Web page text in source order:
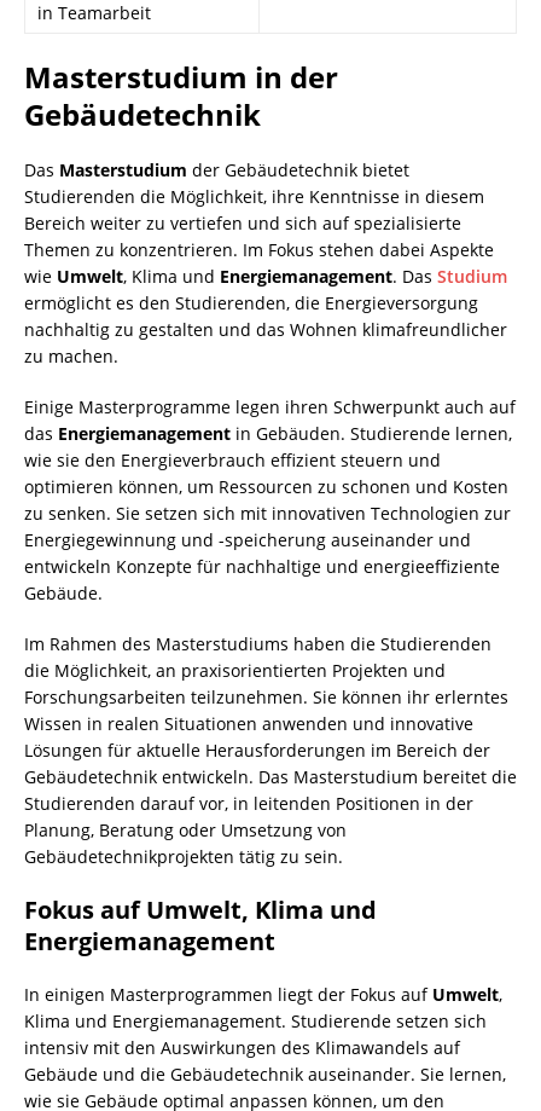
in Teamarbeit
Masterstudium in der
Gebäudetechnik
Das Masterstudium der Gebäudetechnik bietet
Studierenden die Möglichkeit, ihre Kenntnisse in diesem
Bereich weiter zu vertiefen und sich auf spezialisierte
Themen zu konzentrieren. Im Fokus stehen dabei Aspekte
wie Umwelt, Klima und Energiemanagement. Das Studium
ermöglicht es den Studierenden, die Energieversorgung
nachhaltig zu gestalten und das Wohnen klimafreundlicher
zu machen.
Einige Masterprogramme legen ihren Schwerpunkt auch auf
das Energiemanagement in Gebäuden. Studierende lernen,
wie sie den Energieverbrauch effizient steuern und
optimieren können, um Ressourcen zu schonen und Kosten
zu senken. Sie setzen sich mit innovativen Technologien zur
Energiegewinnung und -speicherung auseinander und
entwickeln Konzepte für nachhaltige und energieeffiziente
Gebäude.
Im Rahmen des Masterstudiums haben die Studierenden
die Möglichkeit, an praxisorientierten Projekten und
Forschungsarbeiten teilzunehmen. Sie können ihr erlerntes
Wissen in realen Situationen anwenden und innovative
Lösungen für aktuelle Herausforderungen im Bereich der
Gebäudetechnik entwickeln. Das Masterstudium bereitet die
Studierenden darauf vor, in leitenden Positionen in der
Planung, Beratung oder Umsetzung von
Gebäudetechnikprojekten tätig zu sein.
Fokus auf Umwelt, Klima und
Energiemanagement
In einigen Masterprogrammen liegt der Fokus auf Umwelt,
Klima und Energiemanagement. Studierende setzen sich
intensiv mit den Auswirkungen des Klimawandels auf
Gebäude und die Gebäudetechnik auseinander. Sie lernen,
wie sie Gebäude optimal anpassen können, um den